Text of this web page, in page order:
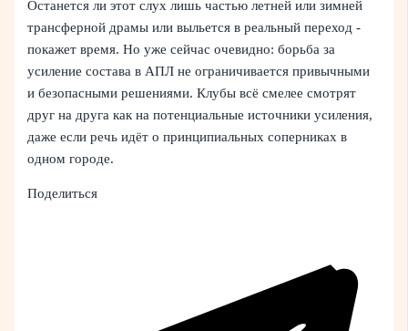
Останется ли этот слух лишь частью летней или зимней
трансферной драмы или выльется в реальный переход -
покажет время. Но уже сейчас очевидно: борьба за
усиление состава в АПЛ не ограничивается привычными
и безопасными решениями. Клубы всё смелее смотрят
друг на друга как на потенциальные источники усиления,
даже если речь идёт о принципиальных соперниках в
одном городе.
Поделиться